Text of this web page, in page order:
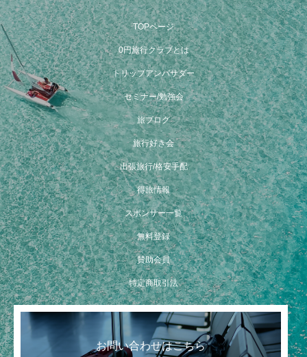
TOPページ
0円旅行クラブとは
トリップアンバサダー
セミナー/勉強会
旅ブログ
旅行好き会
出張旅行/格安手配
得旅情報
スポンサー一覧
無料登録
賛助会員
特定商取引法
お問い合わせはこちら